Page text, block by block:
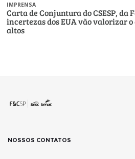
IMPRENSA
Carta de Conjuntura do CSESP, da
incertezas dos EUA vão valorizar
altos
NOSSOS CONTATOS